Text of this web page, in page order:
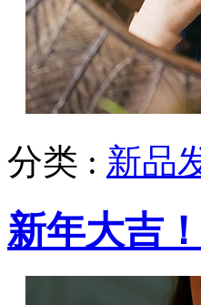
分类 : 新品
新年大吉